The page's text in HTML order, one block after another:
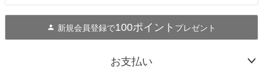
新規会員登録で100ポイント プレゼント
お支払い